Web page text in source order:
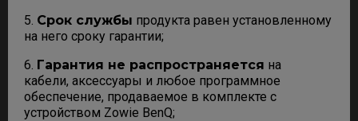
5. Срок службы продукта равен установленному
на него сроку гарантии;
6. Гарантия не распространяется на
кабели, аксессуары и любое программное
обеспечение, продаваемое в комплекте с
устройством Zowie BenQ;